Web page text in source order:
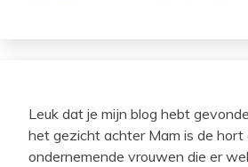
Leuk dat je mijn blog hebt
het gezicht achter Mam is de hort
ondernemende vrouwen die er